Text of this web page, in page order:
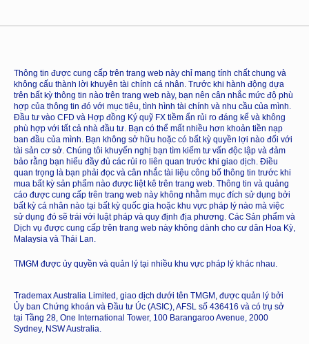
Thông tin được cung cấp trên trang web này chỉ mang tính chất chung và
không cấu thành lời khuyên tài chính cá nhân. Trước khi hành động dựa
trên bất kỳ thông tin nào trên trang web này, bạn nên cân nhắc mức độ phù
hợp của thông tin đó với mục tiêu, tình hình tài chính và nhu cầu của mình.
Đầu tư vào CFD và Hợp đồng Ký quỹ FX tiềm ẩn rủi ro đáng kể và không
phù hợp với tất cả nhà đầu tư. Bạn có thể mất nhiều hơn khoản tiền nạp
ban đầu của mình. Bạn không sở hữu hoặc có bất kỳ quyền lợi nào đối với
tài sản cơ sở. Chúng tôi khuyến nghị bạn tìm kiếm tư vấn độc lập và đảm
bảo rằng bạn hiểu đầy đủ các rủi ro liên quan trước khi giao dịch. Điều
quan trọng là bạn phải đọc và cân nhắc tài liệu công bố thông tin trước khi
mua bất kỳ sản phẩm nào được liệt kê trên trang web. Thông tin và quảng
cáo được cung cấp trên trang web này không nhằm mục đích sử dụng bởi
bất kỳ cá nhân nào tại bất kỳ quốc gia hoặc khu vực pháp lý nào mà việc
sử dụng đó sẽ trái với luật pháp và quy định địa phương. Các Sản phẩm và
Dịch vụ được cung cấp trên trang web này không dành cho cư dân Hoa Kỳ,
Malaysia và Thái Lan.
TMGM được ủy quyền và quản lý tại nhiều khu vực pháp lý khác nhau.
Trademax Australia Limited, giao dịch dưới tên TMGM, được quản lý bởi
Ủy ban Chứng khoán và Đầu tư Úc (ASIC), AFSL số 436416 và có trụ sở
tại Tầng 28, One International Tower, 100 Barangaroo Avenue, 2000
Sydney, NSW Australia.